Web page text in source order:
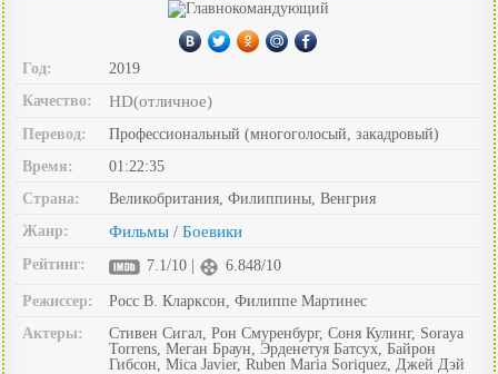
Год:
2019
Качество:
HD(отличное)
Перевод:
Профессиональный (многоголосый, закадровый)
Время:
01:22:35
Страна:
Великобритания, Филиппины, Венгрия
Жанр:
Фильмы / Боевики
Рейтинг: 7.1/10 | 6.848/10
Режиссер:
Росс В. Кларксон, Филиппе Мартинес
Актеры:
Стивен Сигал, Рон Смуренбург, Соня Кулинг, Soraya
Torrens, Меган Браун, Эрденетуя Батсух, Байрон
Гибсон, Mica Javier, Ruben Maria Soriquez, Джей Дэй